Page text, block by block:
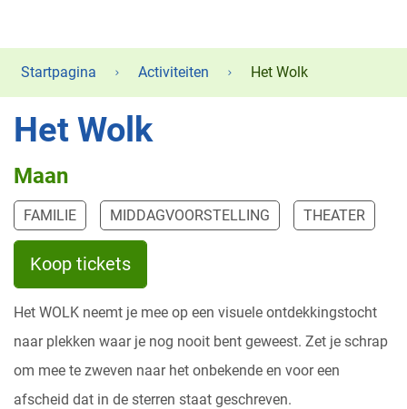
Startpagina Activiteiten Het Wolk
Het Wolk
Maan
FAMILIE MIDDAGVOORSTELLING THEATER
Koop tickets
Het WOLK neemt je mee op een visuele ontdekkingstocht
naar plekken waar je nog nooit bent geweest. Zet je schrap
om mee te zweven naar het onbekende en voor een
afscheid dat in de sterren staat geschreven.